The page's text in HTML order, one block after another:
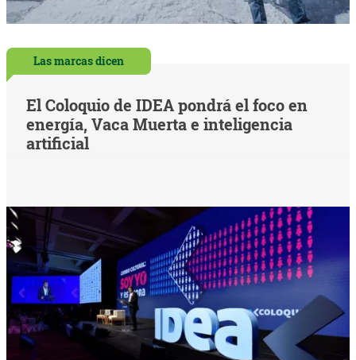
Las marcas dicen
El Coloquio de IDEA pondrá el foco en
energía, Vaca Muerta e inteligencia
artificial